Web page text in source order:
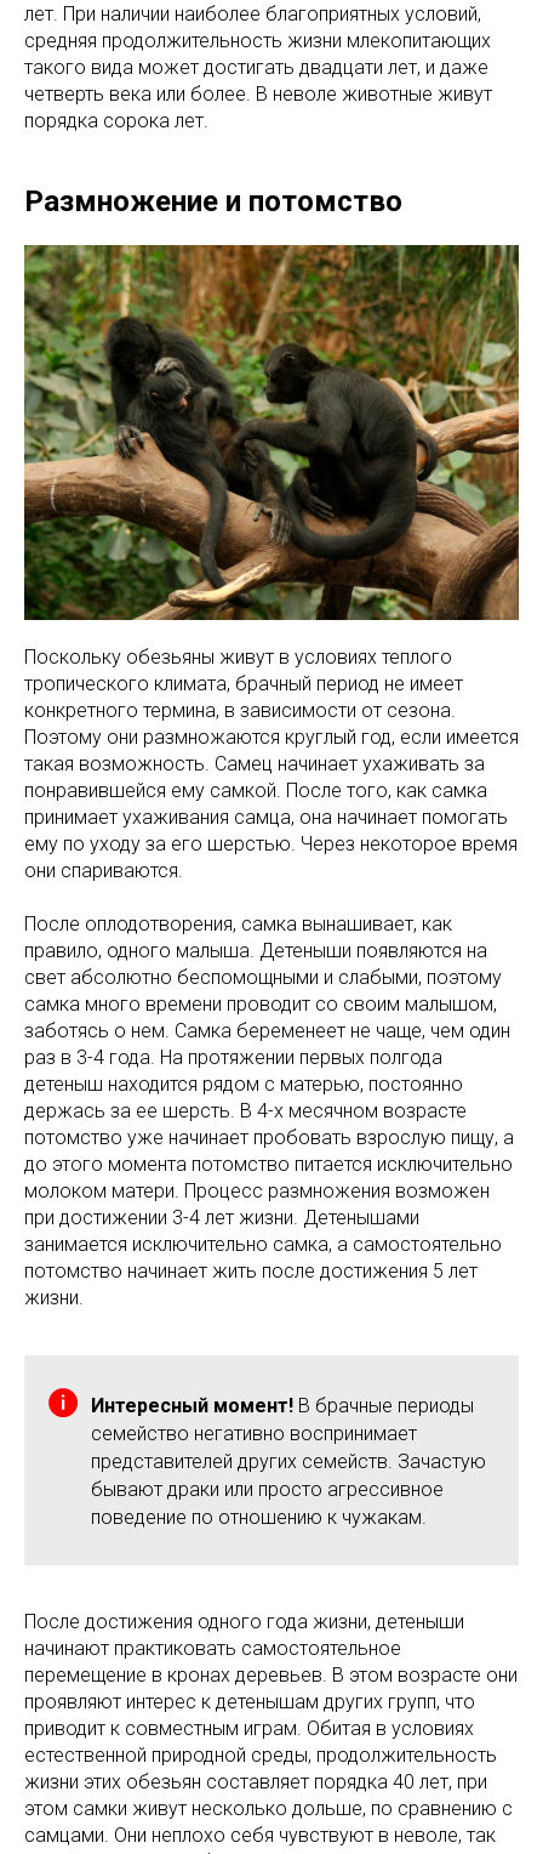
лет. При наличии наиболее благоприятных условий,
средняя продолжительность жизни млекопитающих
такого вида может достигать двадцати лет, и даже
четверть века или более. В неволе животные живут
порядка сорока лет.
Размножение и потомство
Поскольку обезьяны живут в условиях теплого
тропического климата, брачный период не имеет
конкретного термина, в зависимости от сезона.
Поэтому они размножаются круглый год, если имеется
такая возможность. Самец начинает ухаживать за
понравившейся ему самкой. После того, как самка
принимает ухаживания самца, она начинает помогать
ему по уходу за его шерстью. Через некоторое время
они спариваются.
После оплодотворения, самка вынашивает, как
правило, одного малыша. Детеныши появляются на
свет абсолютно беспомощными и слабыми, поэтому
самка много времени проводит со своим малышом,
заботясь о нем. Самка беременеет не чаще, чем один
раз в 3-4 года. На протяжении первых полгода
детеныш находится рядом с матерью, постоянно
держась за ее шерсть. В 4-х месячном возрасте
потомство уже начинает пробовать взрослую пищу, а
до этого момента потомство питается исключительно
молоком матери. Процесс размножения возможен
при достижении 3-4 лет жизни. Детенышами
занимается исключительно самка, а самостоятельно
потомство начинает жить после достижения 5 лет
жизни.
Интересный момент! В брачные периоды
семейство негативно воспринимает
представителей других семейств. Зачастую
бывают драки или просто агрессивное
поведение по отношению к чужакам.
После достижения одного года жизни, детеныши
начинают практиковать самостоятельное
перемещение в кронах деревьев. В этом возрасте они
проявляют интерес к детенышам других групп, что
приводит к совместным играм. Обитая в условиях
естественной природной среды, продолжительность
жизни этих обезьян составляет порядка 40 лет, при
этом самки живут несколько дольше, по сравнению с
самцами. Они неплохо себя чувствуют в неволе, так